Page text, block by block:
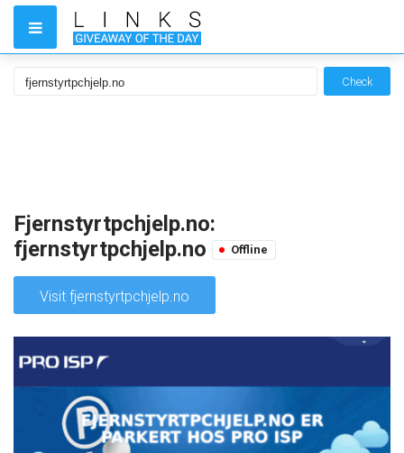
Check
Fjernstyrtpchjelp.no:
fjernstyrtpchjelp.no
Offline
Visit fjernstyrtpchjelp.no